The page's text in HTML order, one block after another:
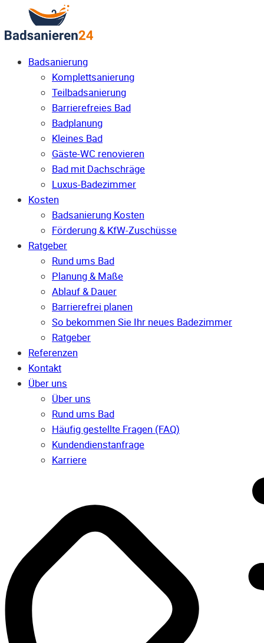
Badsanierung
Komplettsanierung
Teilbadsanierung
Barrierefreies Bad
Badplanung
Kleines Bad
Gäste-WC renovieren
Bad mit Dachschräge
Luxus-Badezimmer
Kosten
Badsanierung Kosten
Förderung & KfW-Zuschüsse
Ratgeber
Rund ums Bad
Planung & Maße
Ablauf & Dauer
Barrierefrei planen
So bekommen Sie Ihr neues Badezimmer
Ratgeber
Referenzen
Kontakt
Über uns
Über uns
Rund ums Bad
Häufig gestellte Fragen (FAQ)
Kunden­dienst­anfrage
Karriere